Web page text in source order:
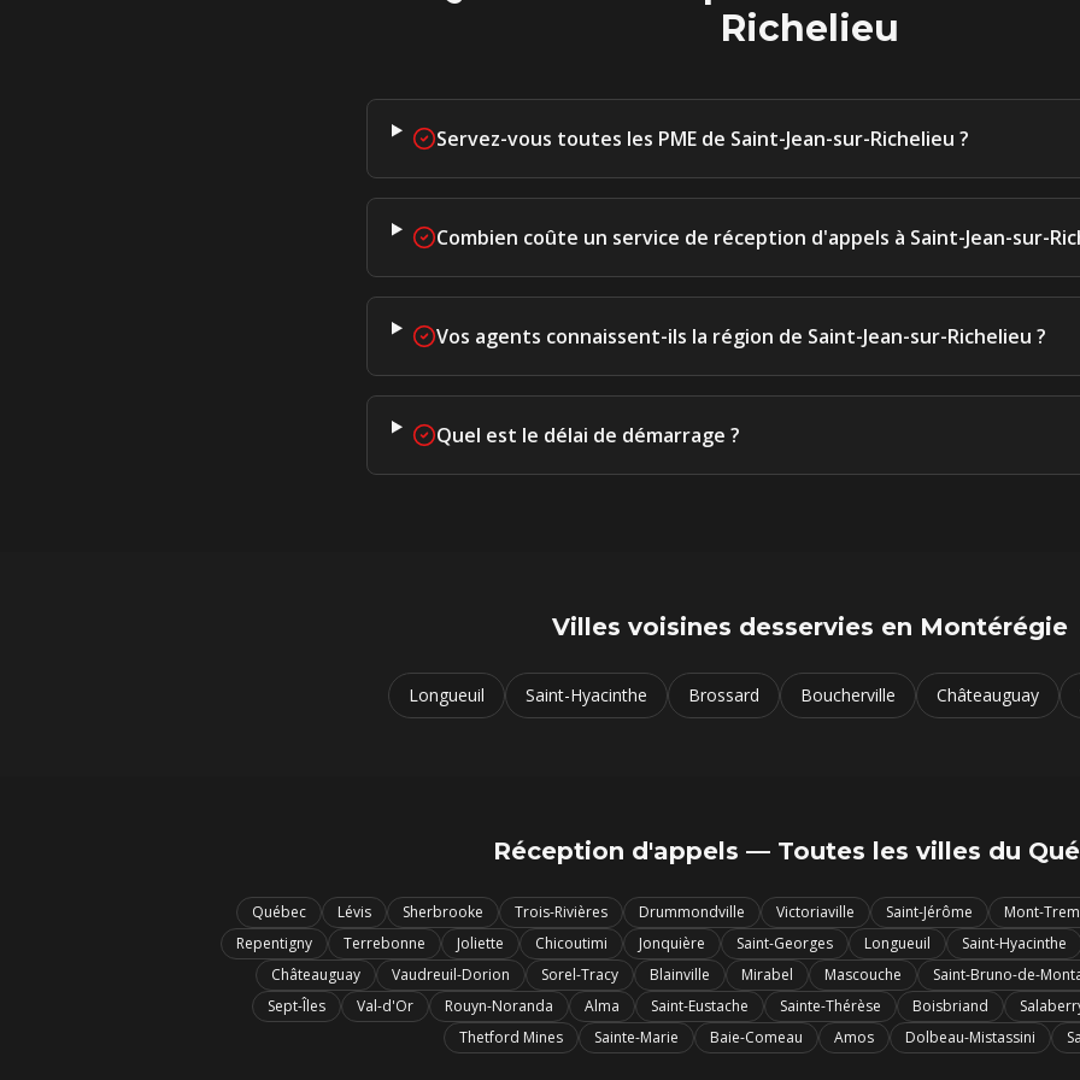
Richelieu
Servez-vous toutes les PME de Saint-Jean-sur-Richelieu ?
Combien coûte un service de réception d'appels à Saint-Jean-sur-
Vos agents connaissent-ils la région de Saint-Jean-sur-Richelieu ?
Quel est le délai de démarrage ?
Villes voisines desservies en Montérégie
Longueuil Saint-Hyacinthe Brossard Boucherville Châteauguay
Réception d'appels — Toutes les villes du
Québec Lévis Sherbrooke Trois-Rivières Drummondville Victoriaville Saint-Jérôme Mont-
Repentigny
Terrebonne Joliette Chicoutimi Jonquière Saint-Georges Longueuil Saint-Hyacinthe
Châteauguay
Vaudreuil-Dorion Sorel-Tracy Blainville Mirabel Mascouche Saint-Bruno-de-
Sept-Îles
Val-d'Or Rouyn-Noranda Alma Saint-Eustache Sainte-Thérèse Boisbriand
Thetford Mines
Sainte-Marie Baie-Comeau Amos Dolbeau-Mistassini